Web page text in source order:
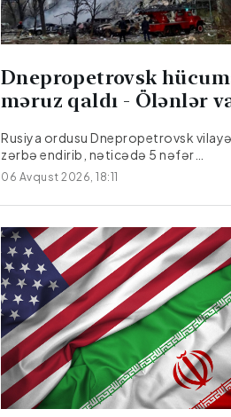
Dnepropetrovsk
məruz qaldı - Ölənlər
Rusiya ordusu Dnepropetrovsk
zərbə endirib, nəticədə 5 nəfər
ölüb.Citypost.az Milli.Az-a istinadən
verir ki, bu barədə Dnepropetrovsk
hərbi administrasiyasının rəhbəri
verib.Hücum nəticəsində üç nəfər
Yaralılar hamısı xəstəxanaya
onlardan birinin vəziyyəti ağırdır.
06 Avqust 2026, 18:11